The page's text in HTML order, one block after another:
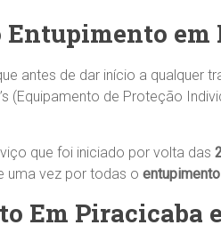
em
antes de dar início a qualquer
(Equipamento de Proteção
que foi iniciado por volta das
uma vez por todas o
Em Piracicaba